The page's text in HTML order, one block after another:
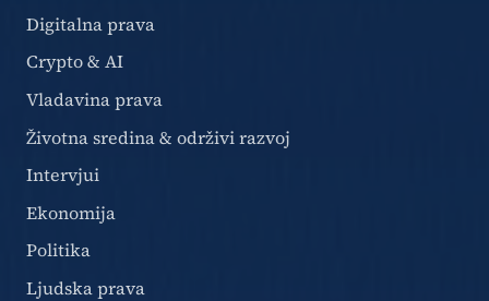
Digitalna prava
Crypto & AI
Vladavina prava
Životna sredina & održivi razvoj
Intervjui
Ekonomija
Politika
Ljudska prava